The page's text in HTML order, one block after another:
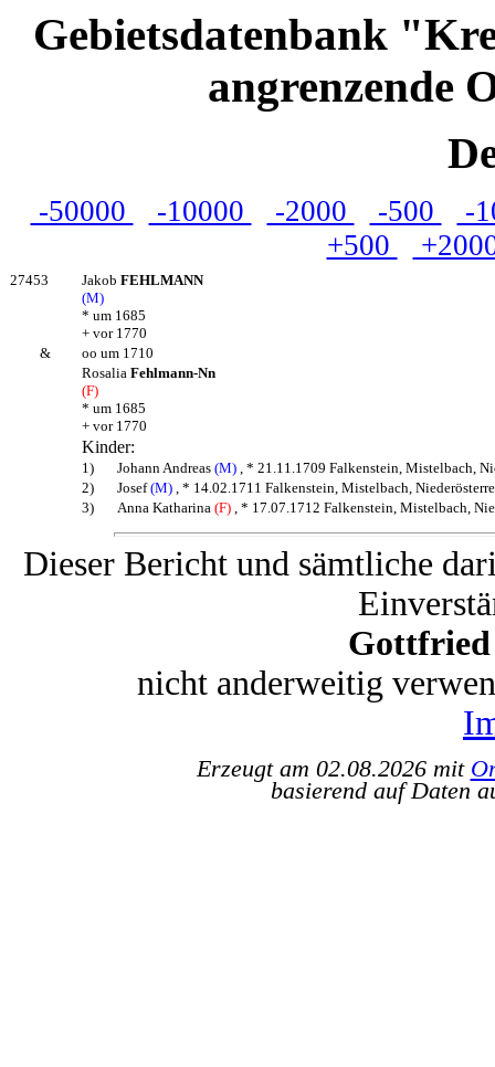
Gebietsdatenbank
angrenzende
-50000 -10000 -2000 -500
-
+500
27453 Jakob FEHLMANN
(M)
* um 1685
+ vor 1770
&
oo um 1710
Rosalia Fehlmann-Nn
(F)
* um 1685
+ vor 1770
Kinder:
1) Johann Andreas (M) , * 21.11.1709 Falkenstein, Mistelbach,
2)
Josef(M) , * 14.02.1711 Falkenstein, Mistelbach,
3)
Anna Katharina (F) , * 17.07.1712 Falkenstein, Mistelbach,
Dieser Bericht und sämtliche
Gottfried
nicht anderweitig
Erzeugt am 02.08.2026 mit
basierend auf Daten